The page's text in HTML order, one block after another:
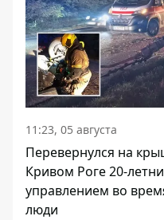
11:23, 05 августа
Перевернулся на
Кривом Роге 20-
управлением во
люди